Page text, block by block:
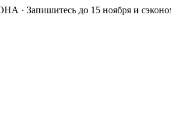
Запишитесь до 15 ноября и